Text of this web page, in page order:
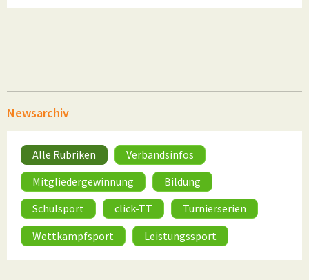
Newsarchiv
Alle Rubriken
Verbandsinfos
Mitgliedergewinnung
Bildung
Schulsport
click-TT
Turnierserien
Wettkampfsport
Leistungssport